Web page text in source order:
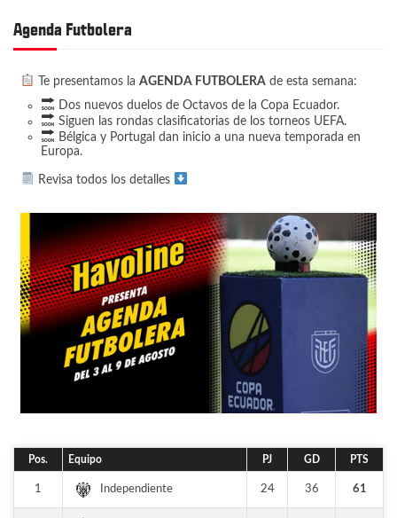
Agenda Futbolera
Te presentamos la AGENDA FUTBOLERAde esta semana:
Dos nuevos duelos de Octavos de la Copa Ecuador.
Siguen las rondas clasificatorias de los torneos UEFA.
Bélgica y Portugal dan inicio a una nueva temporada en
Europa.
Revisa todos los detalles
Pos. Equipo PJ GD PTS
1 Independiente 24 36 61